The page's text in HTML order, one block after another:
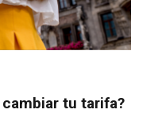
tu tarifa?